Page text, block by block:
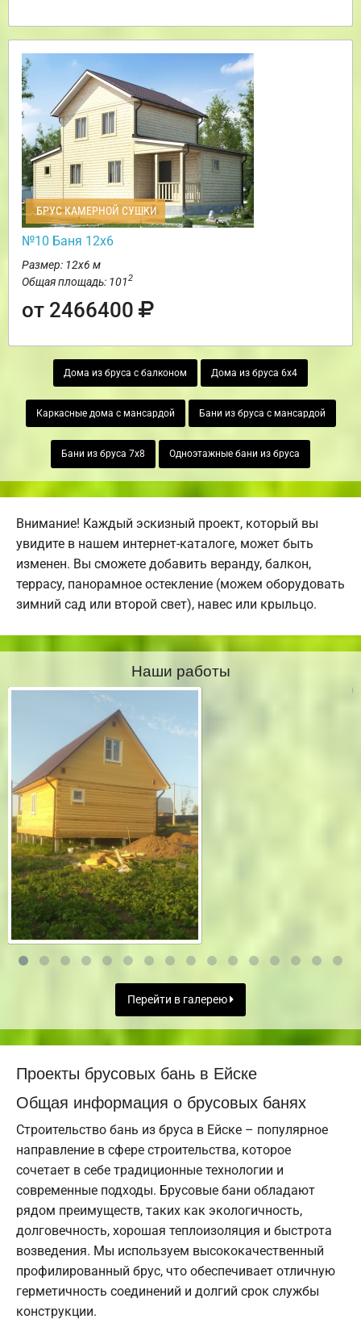
БРУС КАМЕРНОЙ СУШКИ
№10 Баня 12х6
Размер: 12х6 м
Общая площадь: 1012
от 2466400
Дома из бруса с балконом Дома из бруса 6х4
Каркасные дома с мансардой Бани из бруса с мансардой
Бани из бруса 7х8 Одноэтажные бани из бруса
Внимание! Каждый эскизный проект, который вы
увидите в нашем интернет-каталоге, может быть
изменен. Вы сможете добавить веранду, балкон,
террасу, панорамное остекление (можем оборудовать
зимний сад или второй свет), навес или крыльцо.
Наши работы
Перейти в галерею
Проекты брусовых бань в Ейске
Общая информация о брусовых банях
Строительство бань из бруса в Ейске – популярное
направление в сфере строительства, которое
сочетает в себе традиционные технологии и
современные подходы. Брусовые бани обладают
рядом преимуществ, таких как экологичность,
долговечность, хорошая теплоизоляция и быстрота
возведения. Мы используем высококачественный
профилированный брус, что обеспечивает отличную
герметичность соединений и долгий срок службы
конструкции.